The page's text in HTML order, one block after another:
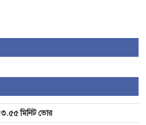
হামজা
ভীষণভাবে দুর্বল করেছে: সোনম ওয়াংচুক
৩.৫৫ মিনিট ভোর